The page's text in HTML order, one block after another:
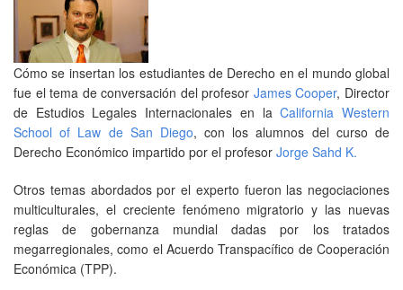
Cómo se insertan los estudiantes de Derecho en el mundo global
fue el tema de conversación del profesor James Cooper, Director
de Estudios Legales Internacionales en laCalifornia Western
School of Law de San Diego, con los alumnos del curso de
Derecho Económico impartido por el profesor Jorge Sahd K.
Otros temas abordados por el experto fueron las negociaciones
multiculturales, el creciente fenómeno migratorio y las nuevas
reglas de gobernanza mundial dadas por los tratados
megarregionales, como el Acuerdo Transpacífico de Cooperación
Económica (TPP).